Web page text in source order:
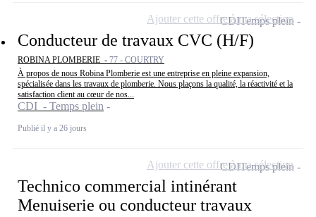
Conducteur de travaux CVC (H/F)
ROBINA PLOMBERIE - 77 - COURTRY
À propos de nous Robina Plomberie est une entreprise en pleine expansion,
spécialisée dans les travaux de plomberie. Nous plaçons la qualité, la réactivité et la
satisfaction client au cœur de nos...
CDI - Temps plein
Publié il y a 26 jours
CDITemps plein
Ajouter cette offre à ma sélection
Technico commercial intinérant
Menuiserie ou conducteur travaux
CDITemps plein
Ajouter cette offre à ma sélection